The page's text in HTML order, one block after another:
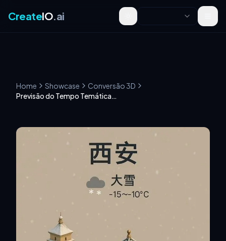
CreateIO.ai Toggle theme
Home Showcase
Conversão 3D
Previsão do Tempo Temática da Cidade